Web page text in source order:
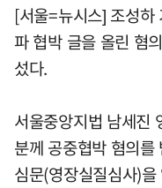
[서울=뉴시스] 조성
파 협박 글을 올린 혐
섰다.
서울중앙지법 남세진
분께 공중협박 혐의
심문(영장실질심사)을